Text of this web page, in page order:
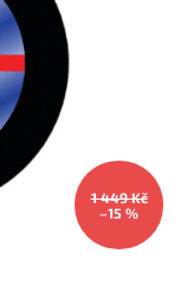
1 449 Kč
–15 %